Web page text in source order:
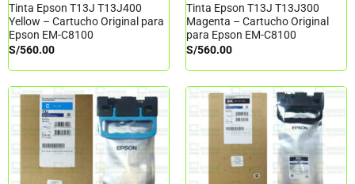
Tinta Epson T13J T13J400
Yellow – Cartucho Original para
Epson EM-C8100
S/560.00
Tinta Epson T13J T13J300
Magenta – Cartucho Original
para Epson EM-C8100
S/560.00